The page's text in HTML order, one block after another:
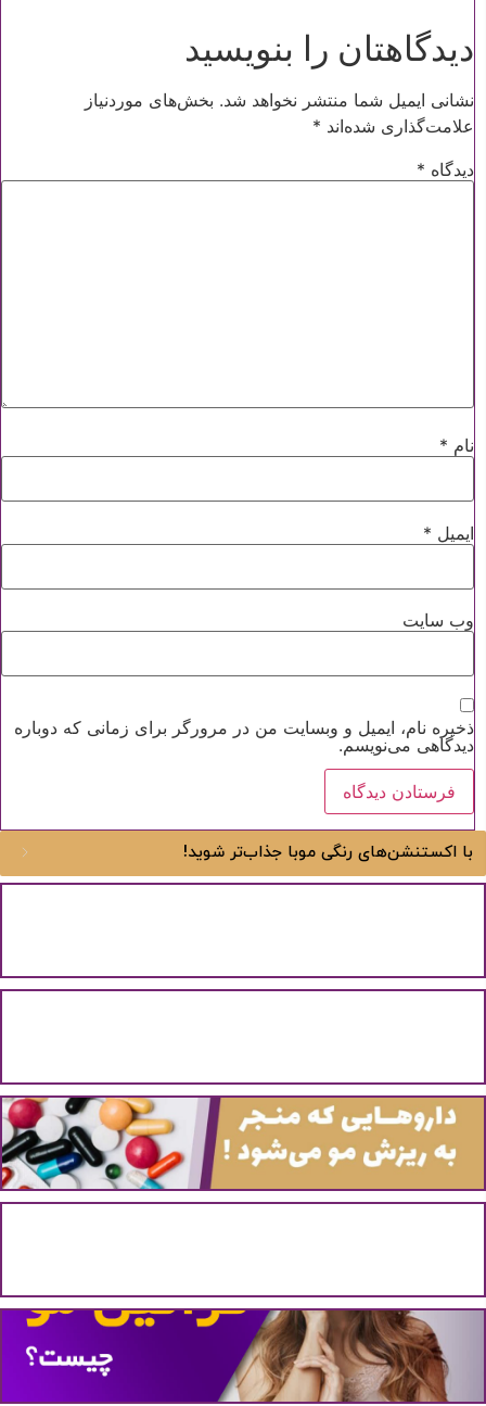
دیدگاهتان را بنویسید
نشانی ایمیل شما منتشر نخواهد شد. بخش‌های موردنیاز
علامت‌گذاری شده‌اند *
دیدگاه *
نام *
ایمیل *
وب‌ سایت
ذخیره نام، ایمیل و وبسایت من در مرورگر برای زمانی که دوباره
دیدگاهی می‌نویسم.
با اکستنشن‌های رنگی موبا جذاب‌تر شوید!
داروهایی که منجر به ریزش مو می‌شود
دارو هایی که منجر به ریزش مو می‌شود دارو برای...
از فواید کراتینه مو و معایب آن چه می‌دانید؟
احیا و صافی مو یکی از فواید کراتینه مو است...
ورود / ثبت نام
آیا هنوز عضو نشده اید؟ اکنون ثبت نام کنید